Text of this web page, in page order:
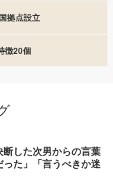
拠点設立
徴20個
した次男からの言葉
った」「言うべきか迷